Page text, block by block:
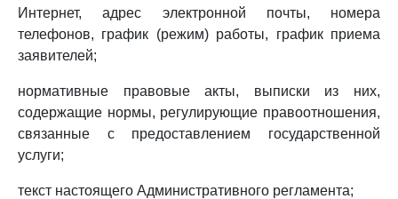
Интернет, адрес электронной почты, номера
телефонов, график (режим) работы, график приема
заявителей;
нормативные правовые акты, выписки из них,
содержащие нормы, регулирующие правоотношения,
связанные с предоставлением государственной
услуги;
текст настоящего Административного регламента;